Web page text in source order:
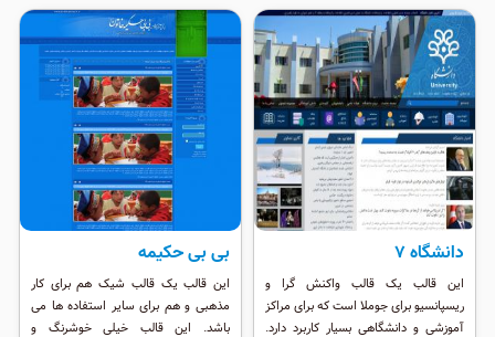
دانشگاه 7
این قالب یک قالب واکنش گرا و
ریسپانسیو برای جوملا است که برای مراکز
آموزشی و دانشگاهی بسیار کاربرد دارد.
بی بی حکیمه
این قالب یک قالب شیک هم برای کار
مذهبی و هم برای سایر استفاده ها می
باشد. این قالب خیلی خوشرنگ و